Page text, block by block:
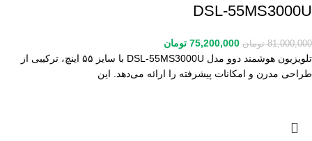
DSL-55MS3000U
81,000,000 تومان 75,200,000 تومان
تلویزیون هوشمند دوو مدل DSL-55MS3000U با سایز ۵۵ اینچ، ترکیبی از
طراحی مدرن و امکانات پیشرفته را ارائه می‌دهد. این